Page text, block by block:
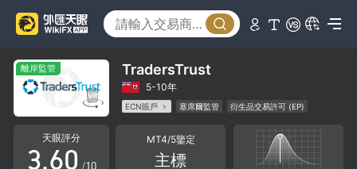
離岸監管 TradersTrust
5-10年
ECN賬戶 塞席爾監管
衍生品交易許可 (EP)
主標MT4
區域性交易商 中級風險隱患 離岸監管
天眼評分
0
1
2
3.
2
3
4
5
60 /10
MT4/5鑒定
主標